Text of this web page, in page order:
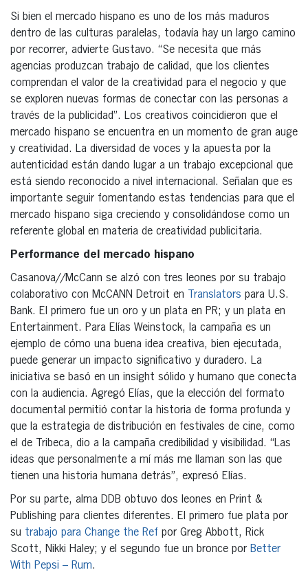
Si bien el mercado hispano es uno de los más maduros
dentro de las culturas paralelas, todavía hay un largo camino
por recorrer, advierte Gustavo. “Se necesita que más
agencias produzcan trabajo de calidad, que los clientes
comprendan el valor de la creatividad para el negocio y que
se exploren nuevas formas de conectar con las personas a
través de la publicidad”. Los creativos coincidieron que el
mercado hispano se encuentra en un momento de gran auge
y creatividad. La diversidad de voces y la apuesta por la
autenticidad están dando lugar a un trabajo excepcional que
está siendo reconocido a nivel internacional. Señalan que es
importante seguir fomentando estas tendencias para que el
mercado hispano siga creciendo y consolidándose como un
referente global en materia de creatividad publicitaria.
Performance del mercado hispano
Casanova//McCann se alzó con tres leones por su trabajo
colaborativo con McCANN Detroit en
Translators para U.S.
Bank. El primero fue un oro y un plata en PR; y un plata en
Entertainment. Para Elías Weinstock, la campaña es un
ejemplo de cómo una buena idea creativa, bien ejecutada,
puede generar un impacto significativo y duradero. La
iniciativa se basó en un insight sólido y humano que conecta
con la audiencia. Agregó Elías, que la elección del formato
documental permitió contar la historia de forma profunda y
que la estrategia de distribución en festivales de cine, como
el de Tribeca, dio a la campaña credibilidad y visibilidad. “Las
ideas que personalmente a mí más me llaman son las que
tienen una historia humana detrás”, expresó Elías.
Por su parte, alma DDB obtuvo dos leones en Print &
Publishing para clientes diferentes. El primero fue plata por
su trabajo para Change the Ref por Greg Abbott, Rick
Scott, Nikki Haley; y el segundo fue un bronce por Better
With Pepsi – Rum.